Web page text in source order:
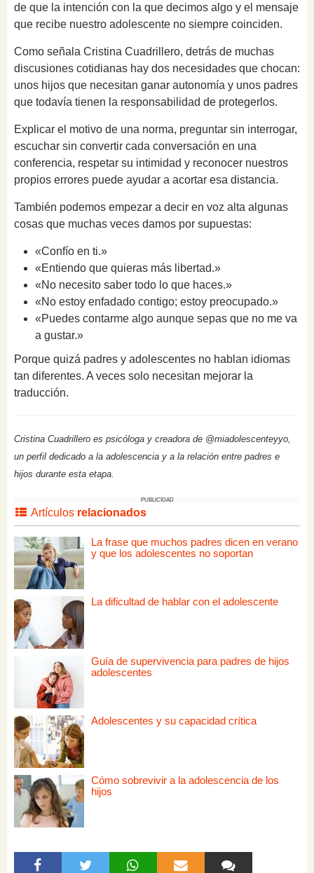
de que la intención con la que decimos algo y el mensaje
que recibe nuestro adolescente no siempre coinciden.
Como señala Cristina Cuadrillero, detrás de muchas
discusiones cotidianas hay dos necesidades que chocan:
unos hijos que necesitan ganar autonomía y unos padres
que todavía tienen la responsabilidad de protegerlos.
Explicar el motivo de una norma, preguntar sin interrogar,
escuchar sin convertir cada conversación en una
conferencia, respetar su intimidad y reconocer nuestros
propios errores puede ayudar a acortar esa distancia.
También podemos empezar a decir en voz alta algunas
cosas que muchas veces damos por supuestas:
«Confío en ti.»
«Entiendo que quieras más libertad.»
«No necesito saber todo lo que haces.»
«No estoy enfadado contigo; estoy preocupado.»
«Puedes contarme algo aunque sepas que no me va
a gustar.»
Porque quizá padres y adolescentes no hablan idiomas
tan diferentes. A veces solo necesitan mejorar la
traducción.
Cristina Cuadrillero es psicóloga y creadora de @miadolescenteyyo,
un perfil dedicado a la adolescencia y a la relación entre padres e
hijos durante esta etapa.
PUBLICIDAD
Artículos relacionados
La frase que muchos padres dicen en verano
y que los adolescentes no soportan
La dificultad de hablar con el adolescente
Guía de supervivencia para padres de hijos
adolescentes
Adolescentes y su capacidad crítica
Cómo sobrevivir a la adolescencia de los
hijos